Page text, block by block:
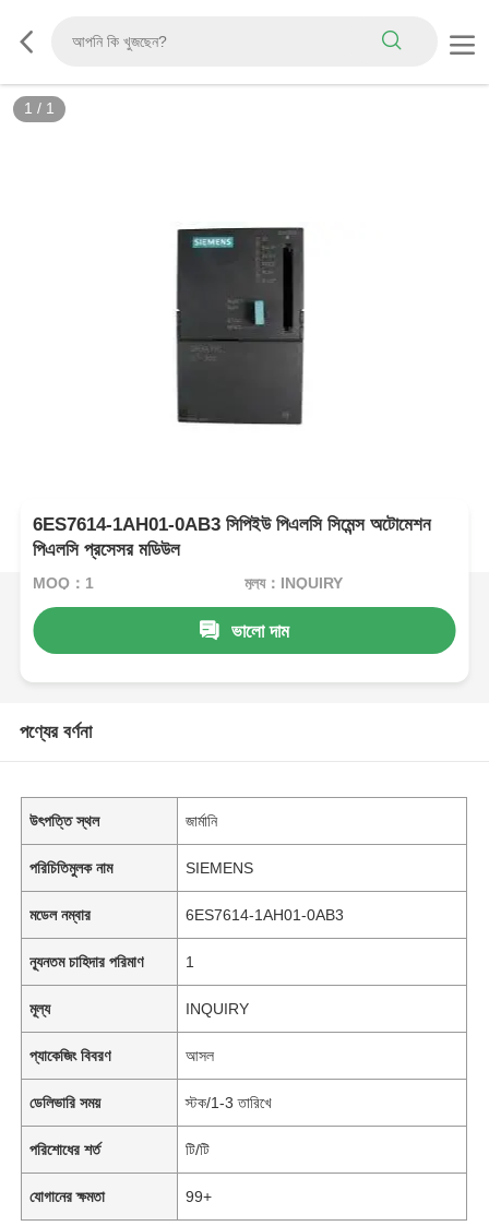
1 / 1
6ES7614-1AH01-0AB3 সিপিইউ পিএলসি সিমেন্স অটোমেশন
পিএলসি প্রসেসর মডিউল
MOQ：1 মূল্য：INQUIRY
ভালো দাম
পণ্যের বর্ণনা
উৎপত্তি স্থল জার্মানি
পরিচিতিমুলক নাম SIEMENS
মডেল নম্বার 6ES7614-1AH01-0AB3
ন্যূনতম চাহিদার পরিমাণ 1
মূল্য INQUIRY
প্যাকেজিং বিবরণ আসল
ডেলিভারি সময় স্টক/1-3 তারিখে
পরিশোধের শর্ত টি/টি
যোগানের ক্ষমতা 99+